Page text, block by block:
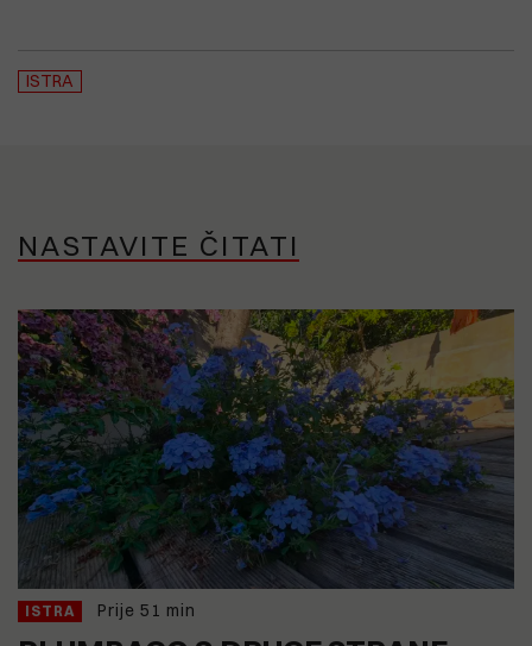
ISTRA
NASTAVITE ČITATI
ISTRA Prije 51 min